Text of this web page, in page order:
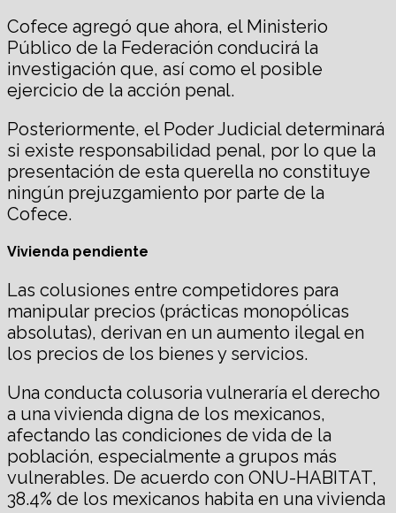
Cofece agregó que ahora, el Ministerio
Público de la Federación conducirá la
investigación que, así como el posible
ejercicio de la acción penal.
Posteriormente, el Poder Judicial determinará
si existe responsabilidad penal, por lo que la
presentación de esta querella no constituye
ningún prejuzgamiento por parte de la
Cofece.
Vivienda pendiente
Las colusiones entre competidores para
manipular precios (prácticas monopólicas
absolutas), derivan en un aumento ilegal en
los precios de los bienes y servicios.
Una conducta colusoria vulneraría el derecho
a una vivienda digna de los mexicanos,
afectando las condiciones de vida de la
población, especialmente a grupos más
vulnerables. De acuerdo con ONU-HABITAT,
38.4% de los mexicanos habita en una vivienda